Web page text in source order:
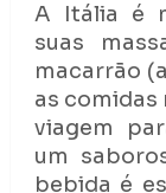
A Itália é
suas
macarrão
as comidas
viagem
um
bebida é